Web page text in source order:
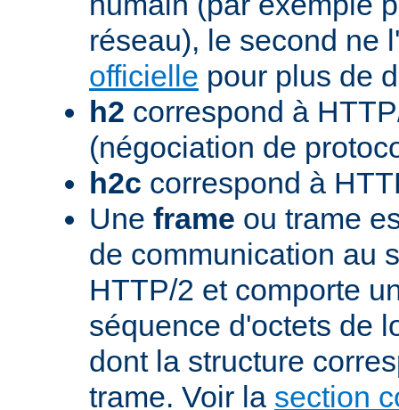
réseau), le second ne
officielle pour plus de
h2 correspond à
(négociation de
h2c correspond à
Une frame ou trame
de communication au
HTTP/2 et comporte
séquence d'octets de
dont la structure
trame. Voir la section